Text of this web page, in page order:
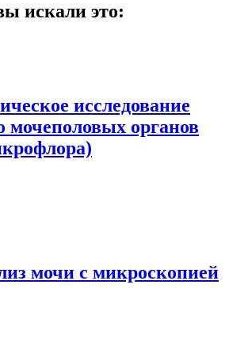
искали это:
исследование
мочеполовых органов
мочи с микроскопией